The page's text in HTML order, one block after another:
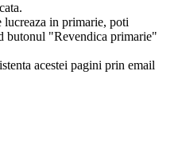
lucreaza in primarie, poti
butonul "Revendica primarie"
acestei pagini prin email